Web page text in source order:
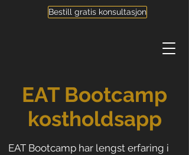
Bestill gratis konsultasjon
EAT Bootcamp
kostholdsapp
EAT Bootcamp har lengst erfaring i